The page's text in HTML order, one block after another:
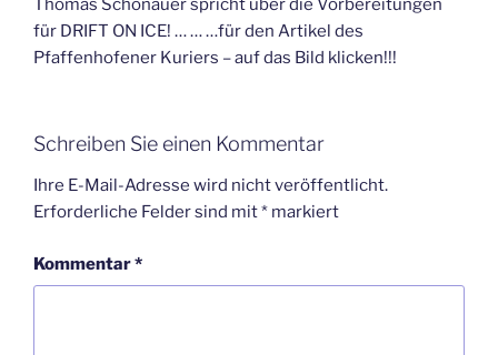
Thomas Schönauer spricht über die Vorbereitungen
für DRIFT ON ICE! … … …für den Artikel des
Pfaffenhofener Kuriers – auf das Bild klicken!!!
Schreiben Sie einen Kommentar
Ihre E-Mail-Adresse wird nicht veröffentlicht.
Erforderliche Felder sind mit* markiert
Kommentar*